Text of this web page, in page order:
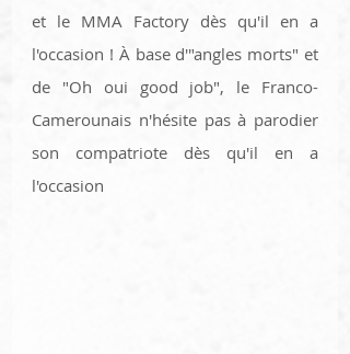
et le MMA Factory dès qu'il en a
l'occasion ! À base d'"angles morts" et
de "Oh oui good job", le Franco-
Camerounais n'hésite pas à parodier
son compatriote dès qu'il en a
l'occasion